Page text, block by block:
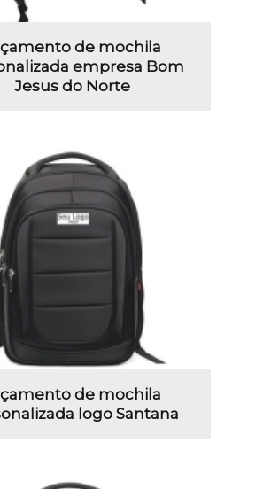
de mochila
empresa Bom
Jesus do Norte
de mochila
logo Santana